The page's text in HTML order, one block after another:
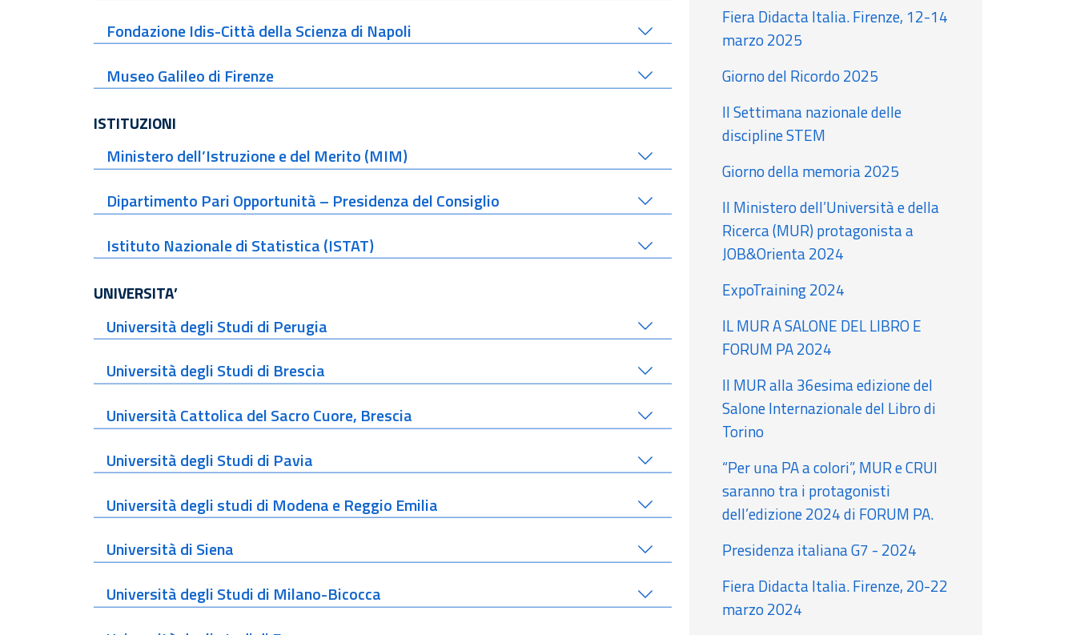
Fondazione Idis-Città della Scienza di Napoli
Museo Galileo di Firenze
ISTITUZIONI
Ministero dell’Istruzione e del Merito (MIM)
Dipartimento Pari Opportunità – Presidenza del Consiglio
Istituto Nazionale di Statistica (ISTAT)
UNIVERSITA’
Università degli Studi di Perugia
Università degli Studi di Brescia
Università Cattolica del Sacro Cuore, Brescia
Università degli Studi di Pavia
Università degli studi di Modena e Reggio Emilia
Università di Siena
Università degli Studi di Milano-Bicocca
Fiera Didacta Italia. Firenze, 12-14
marzo 2025
Giorno del Ricordo 2025
II Settimana nazionale delle
discipline STEM
Giorno della memoria 2025
Il Ministero dell’Università e della
Ricerca (MUR) protagonista a
JOB&Orienta 2024
ExpoTraining 2024
IL MUR A SALONE DEL LIBRO E
FORUM PA 2024
Il MUR alla 36esima edizione del
Salone Internazionale del Libro di
Torino
“Per una PA a colori”, MUR e CRUI
saranno tra i protagonisti
dell’edizione 2024 di FORUM PA.
Presidenza italiana G7 - 2024
Fiera Didacta Italia. Firenze, 20-22
marzo 2024